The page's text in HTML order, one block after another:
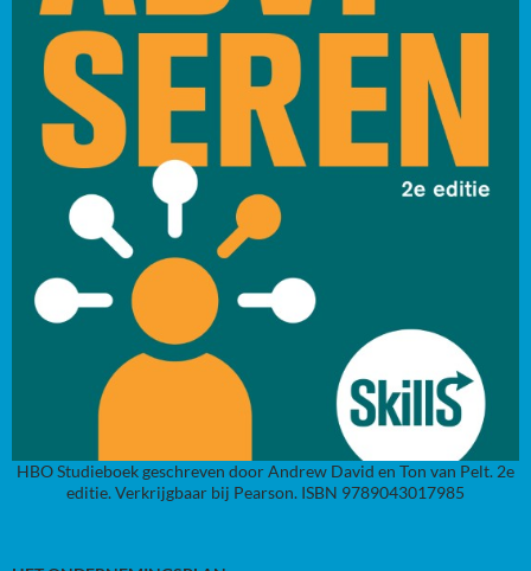
HBO Studieboek geschreven door Andrew David en Ton van Pelt. 2e
editie. Verkrijgbaar bij Pearson. ISBN 9789043017985